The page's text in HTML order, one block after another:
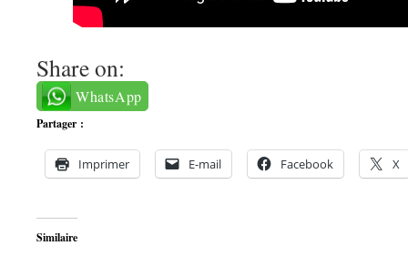
Share on:
WhatsApp
Partager :
Imprimer E-mail Facebook X
Similaire